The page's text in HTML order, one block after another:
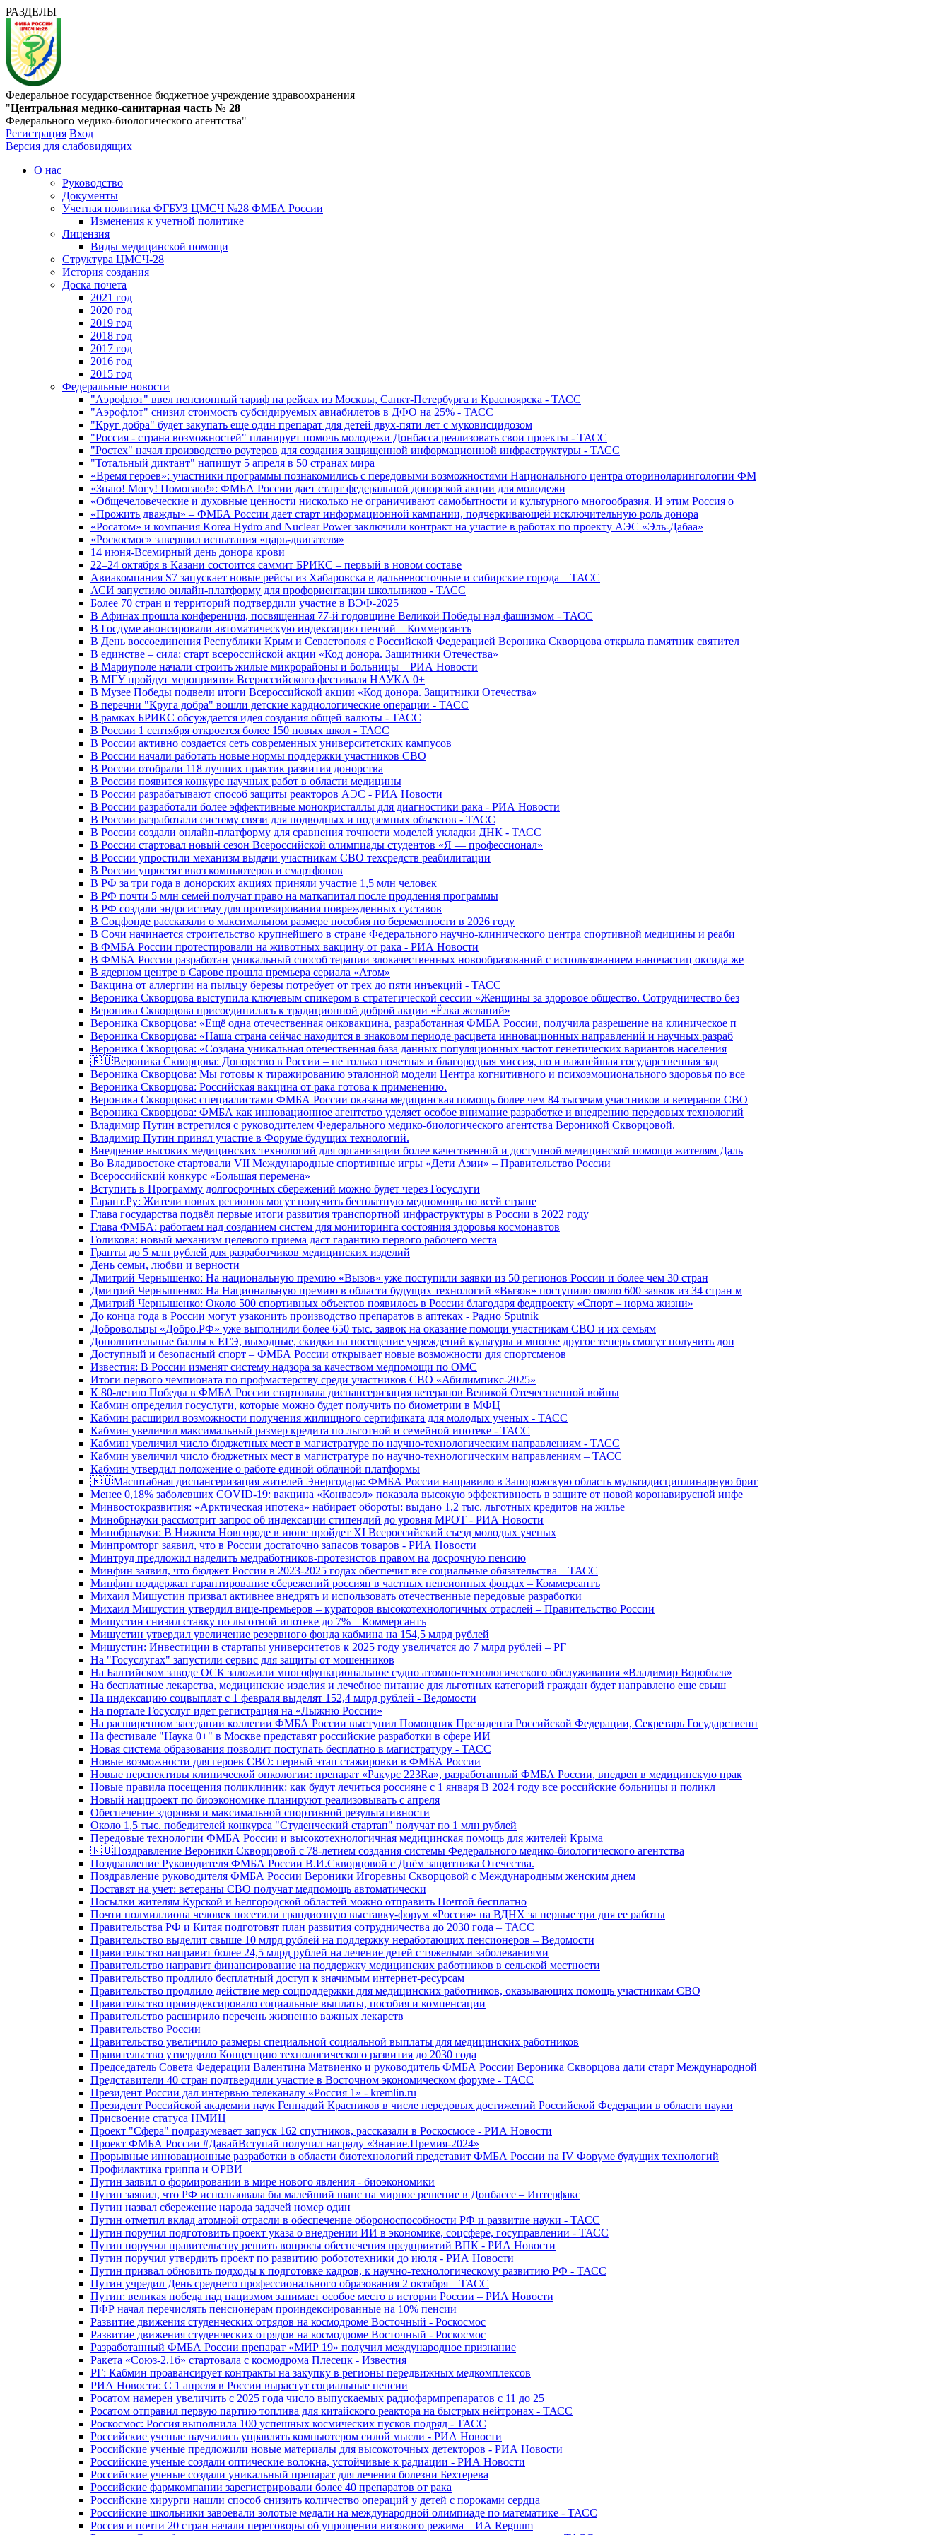
РАЗДЕЛЫ
Федеральное государственное бюджетное учреждение здравоохранения
"Центральная медико-санитарная часть № 28
Федерального медико-биологического агентства"
Регистрация Вход
Версия для слабовидящих
О нас
Руководство
Документы
Учетная политика ФГБУЗ ЦМСЧ №28 ФМБА России
Изменения к учетной политике
Лицензия
Виды медицинской помощи
Структура ЦМСЧ-28
История создания
Доска почета
2021 год
2020 год
2019 год
2018 год
2017 год
2016 год
2015 год
Федеральные новости
"Аэрофлот" ввел пенсионный тариф на рейсах из Москвы, Санкт-Петербурга и Красноярска - ТАСС
"Аэрофлот" снизил стоимость субсидируемых авиабилетов в ДФО на 25% - ТАСС
"Круг добра" будет закупать еще один препарат для детей двух-пяти лет с муковисцидозом
"Россия - страна возможностей" планирует помочь молодежи Донбасса реализовать свои проекты - ТАСС
"Ростех" начал производство роутеров для создания защищенной информационной инфраструктуры - ТАСС
"Тотальный диктант" напишут 5 апреля в 50 странах мира
«Время героев»: участники программы познакомились с передовыми возможностями Национального центра оториноларингологии ФМ
«Знаю! Могу! Помогаю!»: ФМБА России дает старт федеральной донорской акции для молодежи
«Общечеловеческие и духовные ценности нисколько не ограничивают самобытности и культурного многообразия. И этим Россия о
«Прожить дважды» – ФМБА России дает старт информационной кампании, подчеркивающей исключительную роль донора
«Росатом» и компания Korea Hydro and Nuclear Power заключили контракт на участие в работах по проекту АЭС «Эль-Дабаа»
«Роскосмос» завершил испытания «царь-двигателя»
14 июня-Всемирный день донора крови
22–24 октября в Казани состоится саммит БРИКС – первый в новом составе
Авиакомпания S7 запускает новые рейсы из Хабаровска в дальневосточные и сибирские города – ТАСС
АСИ запустило онлайн-платформу для профориентации школьников - ТАСС
Более 70 стран и территорий подтвердили участие в ВЭФ-2025
В Афинах прошла конференция, посвященная 77-й годовщине Великой Победы над фашизмом - ТАСС
В Госдуме анонсировали автоматическую индексацию пенсий – Коммерсантъ
В День воссоединения Республики Крым и Севастополя с Российской Федерацией Вероника Скворцова открыла памятник святител
В единстве – сила: старт всероссийской акции «Код донора. Защитники Отечества»
В Мариуполе начали строить жилые микрорайоны и больницы – РИА Новости
В МГУ пройдут мероприятия Всероссийского фестиваля НАУКА 0+
В Музее Победы подвели итоги Всероссийской акции «Код донора. Защитники Отечества»
В перечни "Круга добра" вошли детские кардиологические операции - ТАСС
В рамках БРИКС обсуждается идея создания общей валюты - ТАСС
В России 1 сентября откроется более 150 новых школ - ТАСС
В России активно создается сеть современных университетских кампусов
В России начали работать новые нормы поддержки участников СВО
В России отобрали 118 лучших практик развития донорства
В России появится конкурс научных работ в области медицины
В России разрабатывают способ защиты реакторов АЭС - РИА Новости
В России разработали более эффективные монокристаллы для диагностики рака - РИА Новости
В России разработали систему связи для подводных и подземных объектов - ТАСС
В России создали онлайн-платформу для сравнения точности моделей укладки ДНК - ТАСС
В России стартовал новый сезон Всероссийской олимпиады студентов «Я — профессионал»
В России упростили механизм выдачи участникам СВО техсредств реабилитации
В России упростят ввоз компьютеров и смартфонов
В РФ за три года в донорских акциях приняли участие 1,5 млн человек
В РФ почти 5 млн семей получат право на маткапитал после продления программы
В РФ создали эндосистему для протезирования поврежденных суставов
В Соцфонде рассказали о максимальном размере пособия по беременности в 2026 году
В Сочи начинается строительство крупнейшего в стране Федерального научно-клинического центра спортивной медицины и реаби
В ФМБА России протестировали на животных вакцину от рака - РИА Новости
В ФМБА России разработан уникальный способ терапии злокачественных новообразований с использованием наночастиц оксида же
В ядерном центре в Сарове прошла премьера сериала «Атом»
Вакцина от аллергии на пыльцу березы потребует от трех до пяти инъекций - ТАСС
Вероника Скворцова выступила ключевым спикером в стратегической сессии «Женщины за здоровое общество. Сотрудничество без
Вероника Скворцова присоединилась к традиционной доброй акции «Ёлка желаний»
Вероника Скворцова: «Ещё одна отечественная онковакцина, разработанная ФМБА России, получила разрешение на клиническое п
Вероника Скворцова: «Наша страна сейчас находится в знаковом периоде расцвета инновационных направлений и научных разраб
Вероника Скворцова: «Создана уникальная отечественная база данных популяционных частот генетических вариантов населения
🇷🇺Вероника Скворцова: Донорство в России – не только почетная и благородная миссия, но и важнейшая государственная зад
Вероника Скворцова: Мы готовы к тиражированию эталонной модели Центра когнитивного и психоэмоционального здоровья по все
Вероника Скворцова: Российская вакцина от рака готова к применению.
Вероника Скворцова: специалистами ФМБА России оказана медицинская помощь более чем 84 тысячам участников и ветеранов СВО
Вероника Скворцова: ФМБА как инновационное агентство уделяет особое внимание разработке и внедрению передовых технологий
Владимир Путин встретился с руководителем Федерального медико-биологического агентства Вероникой Скворцовой.
Владимир Путин принял участие в Форуме будущих технологий.
Внедрение высоких медицинских технологий для организации более качественной и доступной медицинской помощи жителям Даль
Во Владивостоке стартовали VII Международные спортивные игры «Дети Азии» – Правительство России
Всероссийский конкурс «Большая перемена»
Вступить в Программу долгосрочных сбережений можно будет через Госуслуги
Гарант.Ру: Жители новых регионов могут получить бесплатную медпомощь по всей стране
Глава государства подвёл первые итоги развития транспортной инфраструктуры в России в 2022 году
Глава ФМБА: работаем над созданием систем для мониторинга состояния здоровья космонавтов
Голикова: новый механизм целевого приема даст гарантию первого рабочего места
Гранты до 5 млн рублей для разработчиков медицинских изделий
День семьи, любви и верности
Дмитрий Чернышенко: На национальную премию «Вызов» уже поступили заявки из 50 регионов России и более чем 30 стран
Дмитрий Чернышенко: На Национальную премию в области будущих технологий «Вызов» поступило около 600 заявок из 34 стран м
Дмитрий Чернышенко: Около 500 спортивных объектов появилось в России благодаря федпроекту «Спорт – норма жизни»
До конца года в России могут узаконить производство препаратов в аптеках - Радио Sputnik
Добровольцы «Добро.РФ» уже выполнили более 650 тыс. заявок на оказание помощи участникам СВО и их семьям
Дополнительные баллы к ЕГЭ, выходные, скидки на посещение учреждений культуры и многое другое теперь смогут получить дон
Доступный и безопасный спорт – ФМБА России открывает новые возможности для спортсменов
Известия: В России изменят систему надзора за качеством медпомощи по ОМС
Итоги первого чемпионата по профмастерству среди участников СВО «Абилимпикс-2025»
К 80-летию Победы в ФМБА России стартовала диспансеризация ветеранов Великой Отечественной войны
Кабмин определил госуслуги, которые можно будет получить по биометрии в МФЦ
Кабмин расширил возможности получения жилищного сертификата для молодых ученых - ТАСС
Кабмин увеличил максимальный размер кредита по льготной и семейной ипотеке - ТАСС
Кабмин увеличил число бюджетных мест в магистратуре по научно-технологическим направлениям - ТАСС
Кабмин увеличил число бюджетных мест в магистратуре по научно-технологическим направлениям – ТАСС
Кабмин утвердил положение о работе единой облачной платформы
🇷🇺Масштабная диспансеризация жителей Энергодара: ФМБА России направило в Запорожскую область мультидисциплинарную бриг
Менее 0,18% заболевших COVID-19: вакцина «Конвасэл» показала высокую эффективность в защите от новой коронавирусной инфе
Минвостокразвития: «Арктическая ипотека» набирает обороты: выдано 1,2 тыс. льготных кредитов на жилье
Минобрнауки рассмотрит запрос об индексации стипендий до уровня МРОТ - РИА Новости
Минобрнауки: В Нижнем Новгороде в июне пройдет XI Всероссийский съезд молодых ученых
Минпромторг заявил, что в России достаточно запасов товаров - РИА Новости
Минтруд предложил наделить медработников-протезистов правом на досрочную пенсию
Минфин заявил, что бюджет России в 2023-2025 годах обеспечит все социальные обязательства – ТАСС
Минфин поддержал гарантирование сбережений россиян в частных пенсионных фондах – Коммерсантъ
Михаил Мишустин призвал активнее внедрять и использовать отечественные передовые разработки
Михаил Мишустин утвердил вице-премьеров – кураторов высокотехнологичных отраслей – Правительство России
Мишустин снизил ставку по льготной ипотеке до 7% – Коммерсантъ
Мишустин утвердил увеличение резервного фонда кабмина на 154,5 млрд рублей
Мишустин: Инвестиции в стартапы университетов к 2025 году увеличатся до 7 млрд рублей – РГ
На "Госуслугах" запустили сервис для защиты от мошенников
На Балтийском заводе ОСК заложили многофункциональное судно атомно-технологического обслуживания «Владимир Воробьев»
На бесплатные лекарства, медицинские изделия и лечебное питание для льготных категорий граждан будет направлено еще свыш
На индексацию соцвыплат с 1 февраля выделят 152,4 млрд рублей - Ведомости
На портале Госуслуг идет регистрация на «Лыжню России»
На расширенном заседании коллегии ФМБА России выступил Помощник Президента Российской Федерации, Секретарь Государственн
На фестивале "Наука 0+" в Москве представят российские разработки в сфере ИИ
Новая система образования позволит поступать бесплатно в магистратуру - ТАСС
Новые возможности для героев СВО: первый этап стажировки в ФМБА России
Новые перспективы клинической онкологии: препарат «Ракурс 223Ra», разработанный ФМБА России, внедрен в медицинскую прак
Новые правила посещения поликлиник: как будут лечиться россияне с 1 января В 2024 году все российские больницы и поликл
Новый нацпроект по биоэкономике планируют реализовывать с апреля
Обеспечение здоровья и максимальной спортивной результативности
Около 1,5 тыс. победителей конкурса "Студенческий стартап" получат по 1 млн рублей
Передовые технологии ФМБА России и высокотехнологичная медицинская помощь для жителей Крыма
🇷🇺Поздравление Вероники Скворцовой с 78-летием создания системы Федерального медико-биологического агентства
Поздравление Руководителя ФМБА России В.И.Скворцовой с Днём защитника Отечества.
Поздравление руководителя ФМБА России Вероники Игоревны Скворцовой с Международным женским днем
Поставят на учет: ветераны СВО получат медпомощь автоматически
Посылки жителям Курской и Белгородской областей можно отправить Почтой бесплатно
Почти полмиллиона человек посетили грандиозную выставку-форум «Россия» на ВДНХ за первые три дня ее работы
Правительства РФ и Китая подготовят план развития сотрудничества до 2030 года – ТАСС
Правительство выделит свыше 10 млрд рублей на поддержку неработающих пенсионеров – Ведомости
Правительство направит более 24,5 млрд рублей на лечение детей с тяжелыми заболеваниями
Правительство направит финансирование на поддержку медицинских работников в сельской местности
Правительство продлило бесплатный доступ к значимым интернет-ресурсам
Правительство продлило действие мер соцподдержки для медицинских работников, оказывающих помощь участникам СВО
Правительство проиндексировало социальные выплаты, пособия и компенсации
Правительство расширило перечень жизненно важных лекарств
Правительство России
Правительство увеличило размеры специальной социальной выплаты для медицинских работников
Правительство утвердило Концепцию технологического развития до 2030 года
Председатель Совета Федерации Валентина Матвиенко и руководитель ФМБА России Вероника Скворцова дали старт Международной
Представители 40 стран подтвердили участие в Восточном экономическом форуме - ТАСС
Президент России дал интервью телеканалу «Россия 1» - kremlin.ru
Президент Российской академии наук Геннадий Красников в числе передовых достижений Российской Федерации в области науки
Присвоение статуса НМИЦ
Проект "Сфера" подразумевает запуск 162 спутников, рассказали в Роскосмосе - РИА Новости
Проект ФМБА России #ДавайВступай получил награду «Знание.Премия-2024»
Прорывные инновационные разработки в области биотехнологий представит ФМБА России на IV Форуме будущих технологий
Профилактика гриппа и ОРВИ
Путин заявил о формировании в мире нового явления - биоэкономики
Путин заявил, что РФ использовала бы малейший шанс на мирное решение в Донбассе – Интерфакс
Путин назвал сбережение народа задачей номер один
Путин отметил вклад атомной отрасли в обеспечение обороноспособности РФ и развитие науки - ТАСС
Путин поручил подготовить проект указа о внедрении ИИ в экономике, соцсфере, госуправлении - ТАСС
Путин поручил правительству решить вопросы обеспечения предприятий ВПК - РИА Новости
Путин поручил утвердить проект по развитию робототехники до июля - РИА Новости
Путин призвал обновить подходы к подготовке кадров, к научно-технологическому развитию РФ - ТАСС
Путин учредил День среднего профессионального образования 2 октября – ТАСС
Путин: великая победа над нацизмом занимает особое место в истории России – РИА Новости
ПФР начал перечислять пенсионерам проиндексированные на 10% пенсии
Развитие движения студенческих отрядов на космодроме Восточный - Роскосмос
Развитие движения студенческих отрядов на космодроме Восточный - Роскосмос
Разработанный ФМБА России препарат «МИР 19» получил международное признание
Ракета «Союз-2.1б» стартовала с космодрома Плесецк - Известия
РГ: Кабмин проавансирует контракты на закупку в регионы передвижных медкомплексов
РИА Новости: С 1 апреля в России вырастут социальные пенсии
Росатом намерен увеличить с 2025 года число выпускаемых радиофармпрепаратов с 11 до 25
Росатом отправил первую партию топлива для китайского реактора на быстрых нейтронах - ТАСС
Роскосмос: Россия выполнила 100 успешных космических пусков подряд - ТАСС
Российские ученые научились управлять компьютером силой мысли - РИА Новости
Российские ученые предложили новые материалы для высокоточных детекторов - РИА Новости
Российские ученые создали оптические волокна, устойчивые к радиации - РИА Новости
Российские ученые создали уникальный препарат для лечения болезни Бехтерева
Российские фармкомпании зарегистрировали более 40 препаратов от рака
Российские хирурги нашли способ снизить количество операций у детей с пороками сердца
Российские школьники завоевали золотые медали на международной олимпиаде по математике - ТАСС
Россия и почти 20 стран начали переговоры об упрощении визового режима – ИА Regnum